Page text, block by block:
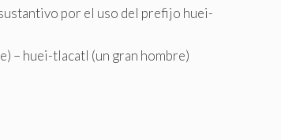
por el uso del prefijo huei-
– huei-tlacatl (un gran hombre)